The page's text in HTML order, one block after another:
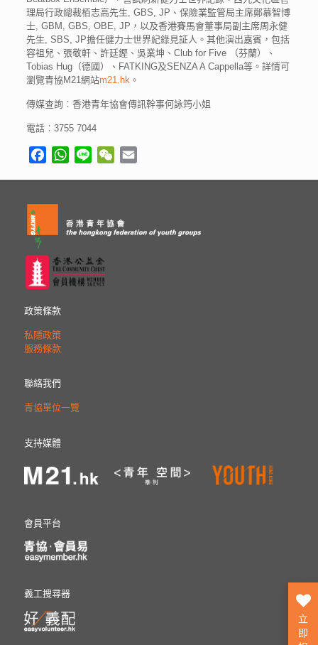
理局行政總裁栢志高先生, GBS, JP、保險業監管局主席鄭慕智博
士, GBM, GBS, OBE, JP，以及香港賽馬會董事局副主席周永健
先生, SBS, JP擔任健力士世界紀錄見証人。其他演出嘉賓，包括
容祖兒、張敬軒、許廷鏗、吳業坤、Club for Five （芬蘭）、
Tobias Hug（德國）、FATKING及SENZA A Cappella等。詳情可
瀏覽青協M21網站m21.hk 。
傳媒查詢︰香港青年協會傳訊幹事何詠筠小姐
電話︰3755 7044
FacebookWhatsApp
Line WeChat
政策條款
私隱政策
服務條款
聯絡我們
青協單位一覽
支持媒體
會員平台
義工搜尋器
立
即